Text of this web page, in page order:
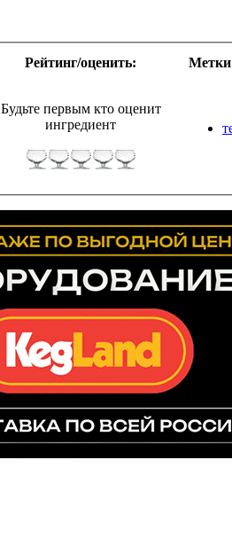
Рейтинг/оценить:
Будьте первым кто оценит
ингредиент